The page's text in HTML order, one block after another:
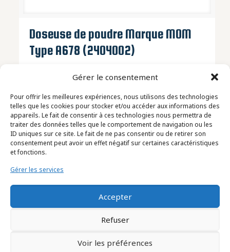
Gérer le consentement
Pour offrir les meilleures expériences, nous utilisons des technologies
telles que les cookies pour stocker et/ou accéder aux informations des
appareils. Le fait de consentir à ces technologies nous permettra de
traiter des données telles que le comportement de navigation ou les
ID uniques sur ce site. Le fait de ne pas consentir ou de retirer son
consentement peut avoir un effet négatif sur certaines caractéristiques
et fonctions.
Gérer les services
Accepter
Refuser
Voir les préférences
Doseuse de poudre Marque MOM
Type A678 (2404002)